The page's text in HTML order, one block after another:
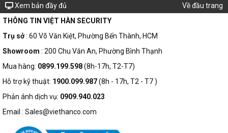
Xem bản đầy đủ
Về đầu trang
THÔNG TIN VIỆT HÀN SECURITY
Trụ sở: 60 Võ Văn Kiệt, Phường Bến Thành, HCM
Showroom : 200 Chu Văn An, Phường Bình Thạnh
Mua hàng: 0899.199.598(8h-17h, T2-T7)
Hỗ trợ kỹ thuật: 1900.099.987(8h - 17h, T2 - T7 )
Phản ánh dịch vụ: 0909.940.023
Email : Sales@viethanco.com